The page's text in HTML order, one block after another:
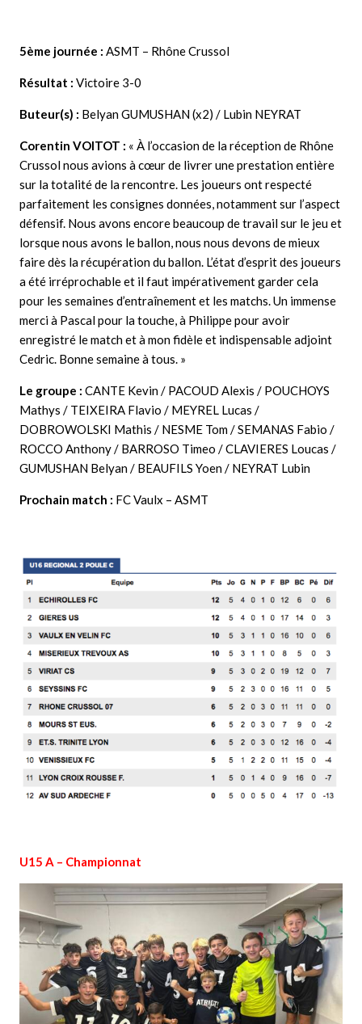
5ème journée : ASMT – Rhône Crussol
Résultat : Victoire 3-0
Buteur(s) : Belyan GUMUSHAN (x2) / Lubin NEYRAT
Corentin VOITOT : « À l’occasion de la réception de Rhône
Crussol nous avions à cœur de livrer une prestation entière
sur la totalité de la rencontre. Les joueurs ont respecté
parfaitement les consignes données, notamment sur l’aspect
défensif. Nous avons encore beaucoup de travail sur le jeu et
lorsque nous avons le ballon, nous nous devons de mieux
faire dès la récupération du ballon. L’état d’esprit des joueurs
a été irréprochable et il faut impérativement garder cela
pour les semaines d’entraînement et les matchs. Un immense
merci à Pascal pour la touche, à Philippe pour avoir
enregistré le match et à mon fidèle et indispensable adjoint
Cedric. Bonne semaine à tous. »
Le groupe : CANTE Kevin / PACOUD Alexis / POUCHOYS
Mathys / TEIXEIRA Flavio / MEYREL Lucas /
DOBROWOLSKI Mathis / NESME Tom / SEMANAS Fabio /
ROCCO Anthony / BARROSO Timeo / CLAVIERES Loucas /
GUMUSHAN Belyan / BEAUFILS Yoen / NEYRAT Lubin
Prochain match : FC Vaulx – ASMT
U15 A – Championnat